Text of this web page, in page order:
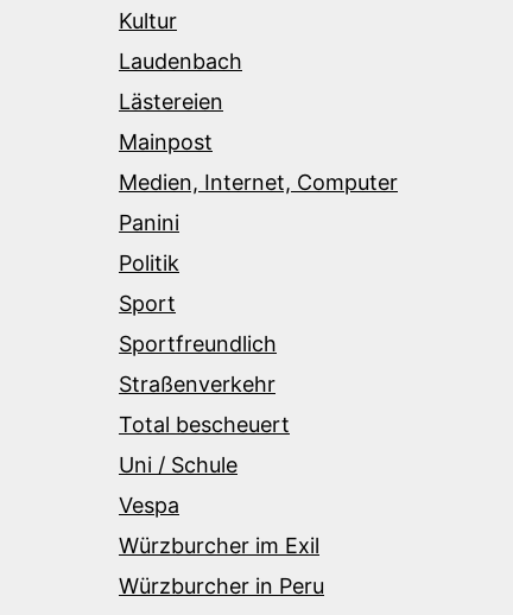
Kultur
Laudenbach
Lästereien
Mainpost
Medien, Internet, Computer
Panini
Politik
Sport
Sportfreundlich
Straßenverkehr
Total bescheuert
Uni / Schule
Vespa
Würzburcher im Exil
Würzburcher in Peru